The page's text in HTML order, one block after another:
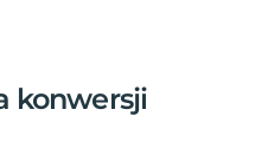
konwersji